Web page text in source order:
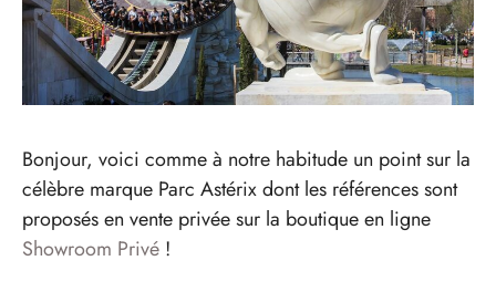
Bonjour, voici comme à notre habitude un point sur la
célèbre marque Parc Astérix dont les références sont
proposés en vente privée sur la boutique en ligne
Showroom Privé !